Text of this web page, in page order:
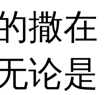
撒在
论是